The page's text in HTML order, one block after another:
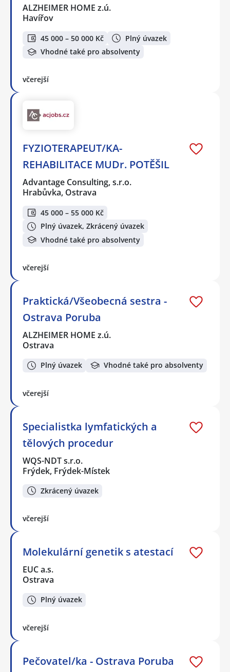
ALZHEIMER HOME z.ú.
Havířov
45 000 – 50 000 Kč
Plný úvazek
Vhodné také pro absolventy
včerejší
FYZIOTERAPEUT/KA-
REHABILITACE MUDr. POTĚŠIL
Advantage Consulting, s.r.o.
Hrabůvka, Ostrava
45 000 – 55 000 Kč
Plný úvazek, Zkrácený úvazek
Vhodné také pro absolventy
včerejší
Praktická/Všeobecná sestra -
Ostrava Poruba
ALZHEIMER HOME z.ú.
Ostrava
Plný úvazek Vhodné také pro absolventy
včerejší
Specialistka lymfatických a
tělových procedur
WQS-NDT s.r.o.
Frýdek, Frýdek-Místek
Zkrácený úvazek
včerejší
Molekulární genetik s atestací
EUC a.s.
Ostrava
Plný úvazek
včerejší
Pečovatel/ka - Ostrava Poruba